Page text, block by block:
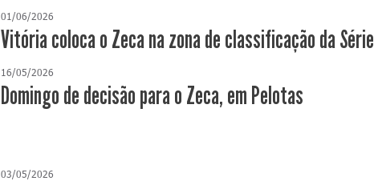
01/06/2026
Vitória coloca o Zeca na zona de classificação da Série
16/05/2026
Domingo de decisão para o Zeca, em Pelotas
03/05/2026